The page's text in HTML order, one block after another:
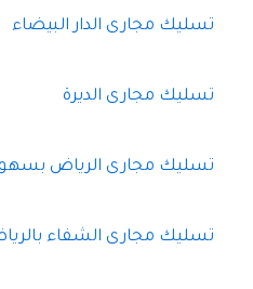
تسليك مجارى الدار البيضاء
تسليك مجارى الديرة
تسليك مجارى الرياض
تسليك مجارى الشفاء